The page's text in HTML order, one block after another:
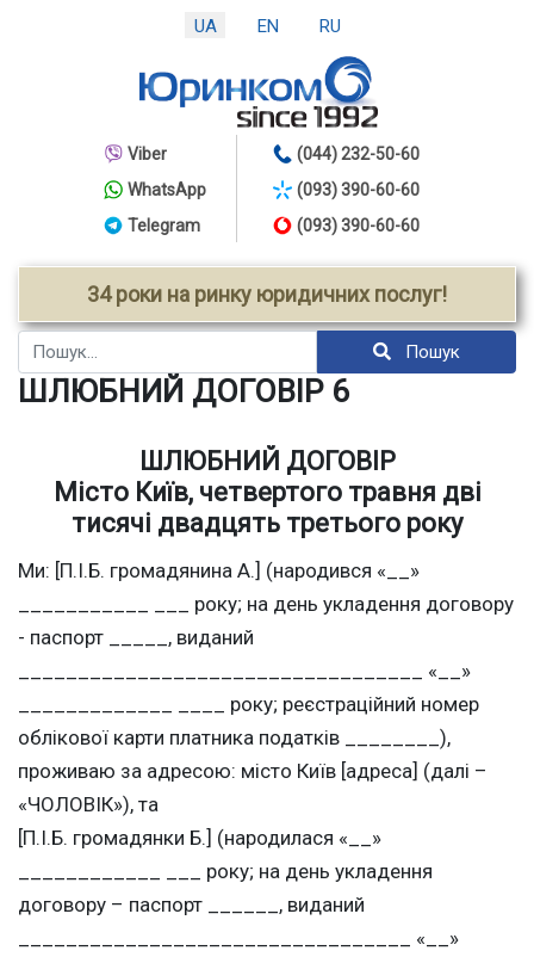
UA EN RU
Viber
WhatsApp
Telegram
(044) 232-50-60
(093) 390-60-60
(093) 390-60-60
34 роки на ринку юридичних послуг!
Пошук Пошук
ШЛЮБНИЙ ДОГОВІР 6
ШЛЮБНИЙ ДОГОВІР
Місто Київ, четвертого травня дві
тисячі двадцять третього року
Ми: [П.І.Б. громадянина А.] (народився «__»
___________ ___ року; на день укладення договору
- паспорт _____, виданий
__________________________________ «__»
_____________ ____ року; реєстраційний номер
облікової карти платника податків ________),
проживаю за адресою: місто Київ [адреса] (далі –
«ЧОЛОВІК»), та
[П.І.Б. громадянки Б.] (народилася «__»
____________ ___ року; на день укладення
договору – паспорт ______, виданий
_________________________________ «__»